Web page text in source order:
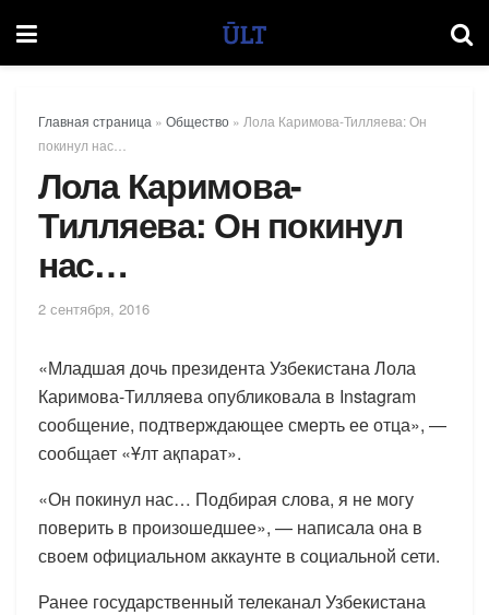
Главная страница » Общество » Лола Каримова-Тилляева: Он
покинул нас…
Лола Каримова-
Тилляева: Он покинул
нас…
2 сентября, 2016
«Младшая дочь президента Узбекистана Лола
Каримова-Тилляева опубликовала в Instagram
сообщение, подтверждающее смерть ее отца», —
сообщает «Ұлт ақпарат».
«Он покинул нас… Подбирая слова, я не могу
поверить в произошедшее», — написала она в
своем официальном аккаунте в социальной сети.
Ранее государственный телеканал Узбекистана